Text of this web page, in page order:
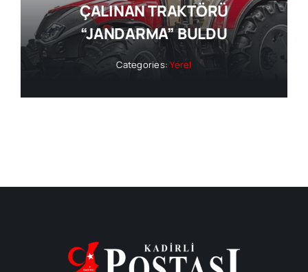
ÇALINAN TRAKTÖRÜ
“JANDARMA” BULDU
Categories:Yerel